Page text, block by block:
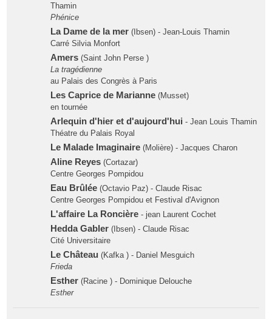
Thamin
Phénice
La Dame de la mer (Ibsen) - Jean-Louis Thamin
Carré Silvia Monfort
Amers (Saint John Perse )
La tragédienne
au Palais des Congrès à Paris
Les Caprice de Marianne(Musset)
en tournée
Arlequin d'hier et d'aujourd'hui - Jean Louis Thamin
Théatre du Palais Royal
Le Malade Imaginaire(Molière) - Jacques Charon
Aline Reyes(Cortazar)
Centre Georges Pompidou
Eau Brûlée(Octavio Paz) - Claude Risac
Centre Georges Pompidou et Festival d'Avignon
L'affaire La Roncière- jean Laurent Cochet
Hedda Gabler(Ibsen) - Claude Risac
Cité Universitaire
Le Château (Kafka ) - Daniel Mesguich
Frieda
Esther (Racine ) - Dominique Delouche
Esther